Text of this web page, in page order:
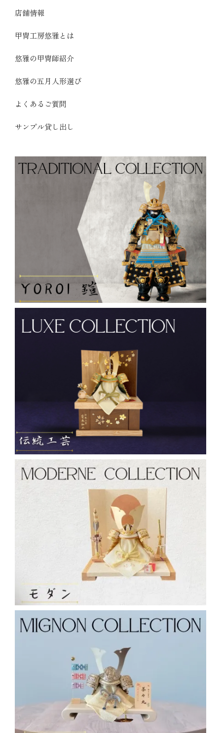
店舗情報
甲冑工房悠雅とは
悠雅の甲冑師紹介
悠雅の五月人形選び
よくあるご質問
サンプル貸し出し